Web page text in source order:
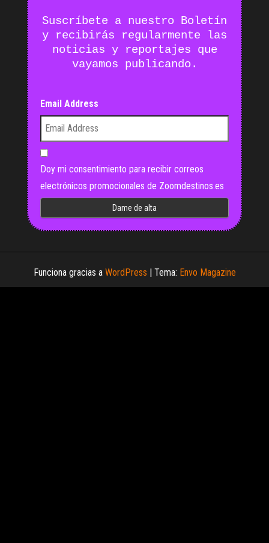
Suscríbete a nuestro Boletín
y recibirás regularmente las
noticias y reportajes que
vayamos publicando.
Email Address
Doy mi consentimiento para recibir correos
electrónicos promocionales de Zoomdestinos.es
Funciona gracias a WordPress | Tema: Envo Magazine